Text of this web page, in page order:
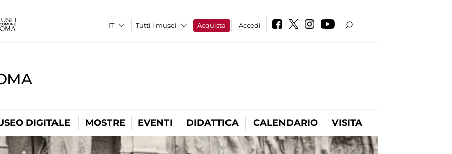
Tutti i musei Acquista Accedi
DIGITALE MOSTRE EVENTI DIDATTICA CALENDARIO VISITA